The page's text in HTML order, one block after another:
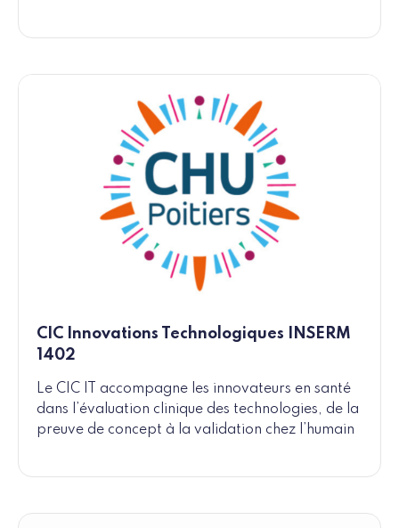
CIC Innovations Technologiques INSERM
1402
Le CIC IT accompagne les innovateurs en santé
dans l’évaluation clinique des technologies, de la
preuve de concept à la validation chez l’humain